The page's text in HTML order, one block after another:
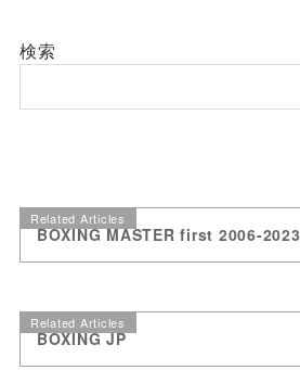
検索
Related Articles
BOXING MASTER first 2006-2023
Related Articles
BOXING JP